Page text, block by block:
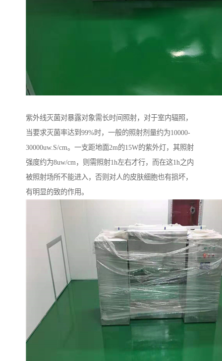
紫外线灭菌对暴露对象需长时间照射，对于室内辐照，
当要求灭菌率达到99%时，一般的照射剂量约为10000-
30000uw.S/cm。一支距地面2m的15W的紫外灯，其照射
强度约为8uw/cm，则需照射1h左右才行，而在这1h之内
被照射场所不能进入，否则对人的皮肤细胞也有损坏，
有明显的致的作用。